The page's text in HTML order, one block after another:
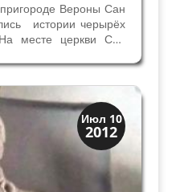
Вероны Сан
истории черырёх
месте церкви Сан
монастырь Ордена
церкви вела
Июл 10
2012